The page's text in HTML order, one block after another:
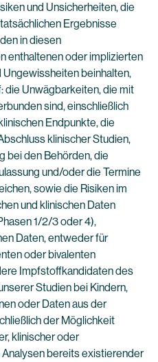
und Unsicherheiten, die
Ergebnisse
in diesen
enthaltenen oder implizierten
beinhalten,
die Unwägbarkeiten, die mit
sind, einschließlich
Endpunkte, die
klinischer Studien,
bei den Behörden, die
und/oder die Termine
sowie die Risiken im
und klinischen Daten
1/2/3 oder 4),
Daten, entweder für
oder bivalenten
Impfstoffkandidaten des
Studien bei Kindern,
oder Daten aus der
der Möglichkeit
klinischer oder
bereits existierender